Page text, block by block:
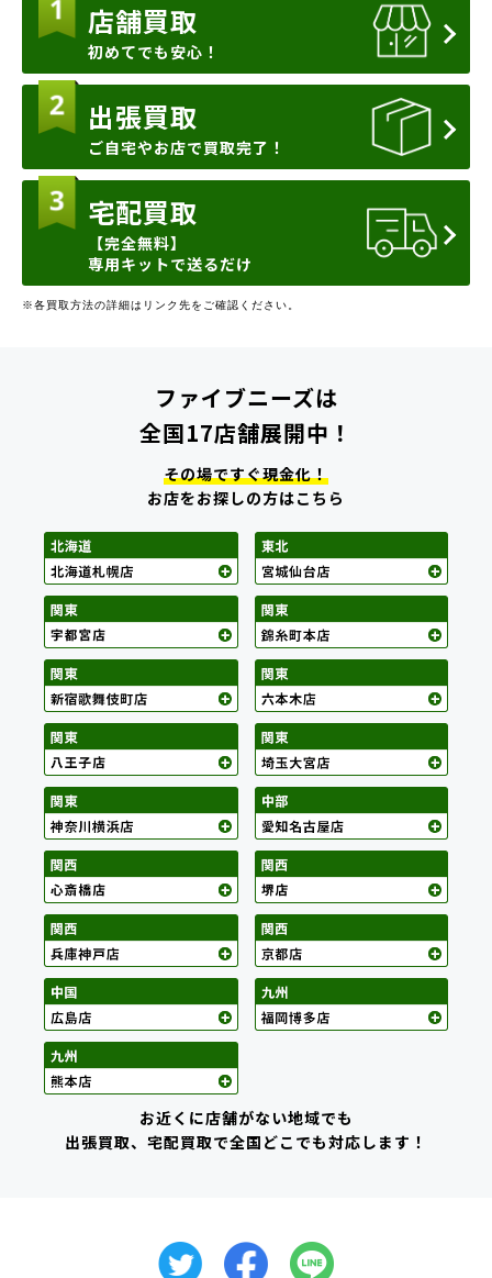
店舗買取
初めてでも安心！
出張買取
ご自宅やお店で買取完了！
宅配買取
【完全無料】
専用キットで送るだけ
※各買取方法の詳細はリンク先をご確認ください。
ファイブニーズは
全国17店舗展開中！
その場ですぐ現金化！
お店をお探しの方はこちら
お近くに店舗がない地域でも
出張買取、宅配買取で全国どこでも対応します！